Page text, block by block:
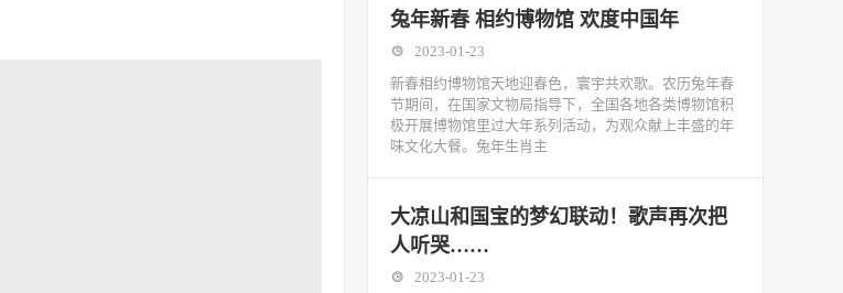
兔年新春 相约博物馆 欢度中国年
2023-01-23
新春相约博物馆天地迎春色，寰宇共欢歌。农历兔年春
节期间，在国家文物局指导下，全国各地各类博物馆积
极开展博物馆里过大年系列活动，为观众献上丰盛的年
味文化大餐。兔年生肖主
大凉山和国宝的梦幻联动！歌声再次把
人听哭……
2023-01-23